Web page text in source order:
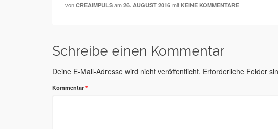
von CREAIMPULS am 26. AUGUST 2016 mit KEINE KOMMENTARE
Schreibe einen Kommentar
Deine E-Mail-Adresse wird nicht veröffentlicht. Erforderliche Felder
Kommentar *